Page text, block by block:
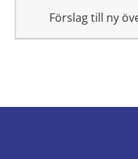
Förslag till ny